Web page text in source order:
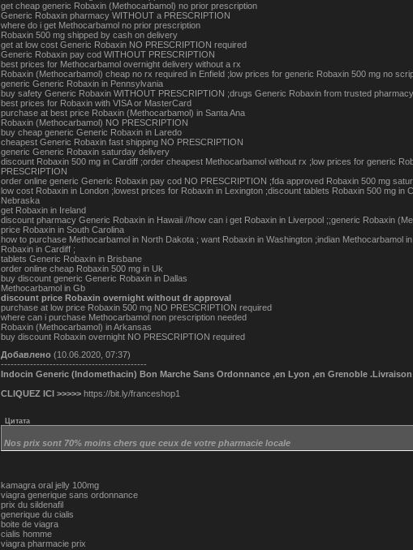
get cheap generic Robaxin (Methocarbamol) no prior prescription
Generic Robaxin pharmacy WITHOUT a PRESCRIPTION
where do i get Methocarbamol no prior prescription
Robaxin 500 mg shipped by cash on delivery
get at low cost Generic Robaxin NO PRESCRIPTION required
Generic Robaxin pay cod WITHOUT PRESCRIPTION
best prices for Methocarbamol overnight delivery without a rx
Robaxin (Methocarbamol) cheap no rx required in Enfield ;low prices for generic Robaxin 500 mg no
generic Generic Robaxin in Pennsylvania
buy safety Generic Robaxin WITHOUT PRESCRIPTION ;drugs Generic Robaxin from trusted pharmacy
best prices for Robaxin with VISA or MasterCard
purchase at best price Robaxin (Methocarbamol) in Santa Ana
Robaxin (Methocarbamol) NO PRESCRIPTION
buy cheap generic Generic Robaxin in Laredo
cheapest Generic Robaxin fast shipping NO PRESCRIPTION
generic Generic Robaxin saturday delivery
discount Robaxin 500 mg in Cardiff ;order cheapest Methocarbamol without rx ;low prices for generic
PRESCRIPTION
order online generic Generic Robaxin pay cod NO PRESCRIPTION ;fda approved Robaxin 500 mg
low cost Robaxin in London ;lowest prices for Robaxin in Lexington ;discount tablets Robaxin 500 mg
Nebraska
get Robaxin in Ireland
discount pharmacy Generic Robaxin in Hawaii //how can i get Robaxin in Liverpool ;;generic Robaxin
price Robaxin in South Carolina
how to purchase Methocarbamol in North Dakota ; want Robaxin in Washington ;indian
Robaxin in Cardiff ;
tablets Generic Robaxin in Brisbane
order online cheap Robaxin 500 mg in Uk
buy discount generic Generic Robaxin in Dallas
Methocarbamol in Gb
discount price Robaxin overnight without dr approval
purchase at low price Robaxin 500 mg NO PRESCRIPTION required
where can i purchase Methocarbamol non prescription needed
Robaxin (Methocarbamol) in Arkansas
buy discount Robaxin overnight NO PRESCRIPTION required
Добавлено (10.06.2020, 07:37)
---------------------------------------------
Indocin Generic (Indomethacin) Bon Marche Sans Ordonnance ,en Lyon ,en Grenoble
CLIQUEZ ICI >>>>> https://bit.ly/franceshop1
Цитата
Nos prix sont 70% moins chers que ceux de votre pharmacie locale
kamagra oral jelly 100mg
viagra generique sans ordonnance
prix du sildenafil
generique du cialis
boite de viagra
cialis homme
viagra pharmacie prix